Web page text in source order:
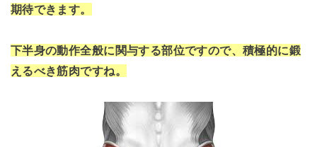
期待できます。
下半身の動作全般に関与する部位ですので、積極的に鍛
えるべき筋肉ですね。